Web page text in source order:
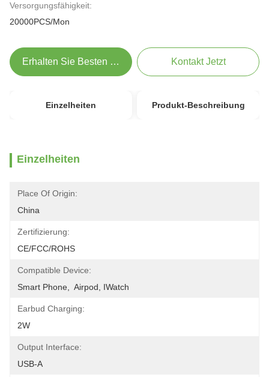
Versorgungsfähigkeit:
20000PCS/Mon
Erhalten Sie Besten Preis Kontakt Jetzt
Einzelheiten Produkt-Beschreibung
Einzelheiten
Place Of Origin:
China
Zertifizierung:
CE/FCC/ROHS
Compatible Device:
Smart Phone,  Airpod, IWatch
Earbud Charging:
2W
Output Interface:
USB-A